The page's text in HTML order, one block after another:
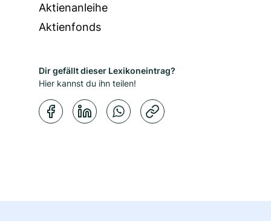
Aktienanleihe
Aktienfonds
Dir gefällt dieser Lexikoneintrag?
Hier kannst du ihn teilen!